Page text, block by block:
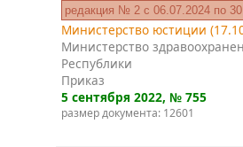
редакция № 2 c 06.07.2024 по
Министерство юстиции
Министерство
Республики
Приказ
5 сентября 2022, № 755
размер документа: 12601